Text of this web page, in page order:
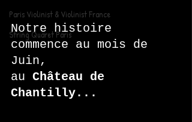
Paris Violinist & Violinist France
String Quaret Paris
Notre histoire
commence au mois de
Juin,
au Château de
Chantilly...